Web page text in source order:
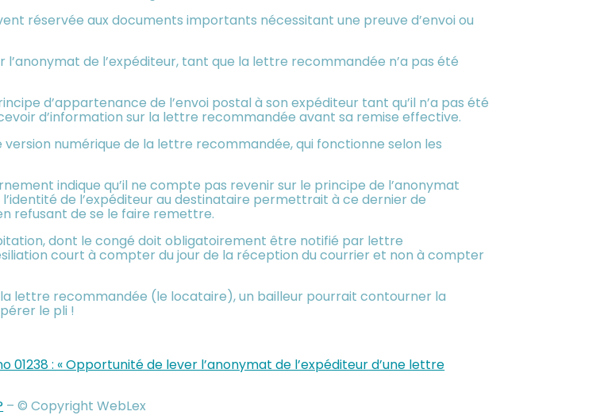
réservée aux documents importants nécessitant une preuve d’envoi ou
de l’expéditeur, tant que la lettre recommandée n’a pas été
d’appartenance de l’envoi postal à son expéditeur tant qu’il n’a pas été
d’information sur la lettre recommandée avant sa remise effective.
numérique de la lettre recommandée, qui fonctionne selon les
indique qu’il ne compte pas revenir sur le principe de l’anonymat
de l’expéditeur au destinataire permettrait à ce dernier de
refusant de se le faire remettre.
dont le congé doit obligatoirement être notifié par lettre
court à compter du jour de la réception du courrier et non à compter
lettre recommandée (le locataire), un bailleur pourrait contourner la
le pli !
01238 : « Opportunité de lever l’anonymat de l’expéditeur d’une lettre
– © Copyright WebLex